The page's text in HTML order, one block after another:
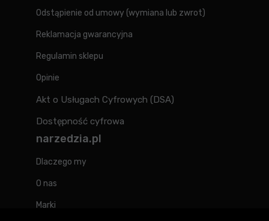
Odstąpienie od umowy (wymiana lub zwrot)
Reklamacja gwarancyjna
Regulamin sklepu
Opinie
Akt o Usługach Cyfrowych (DSA)
Dostępność cyfrowa
narzedzia.pl
Dlaczego my
O nas
Marki